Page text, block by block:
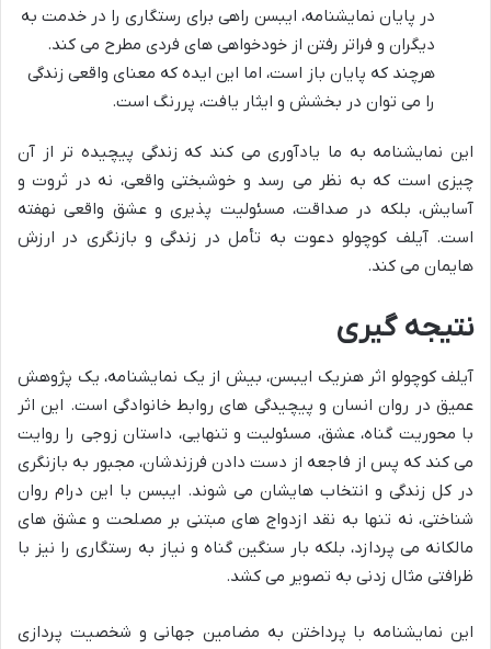
در پایان نمایشنامه، ایبسن راهی برای رستگاری را در خدمت به
دیگران و فراتر رفتن از خودخواهی های فردی مطرح می کند.
هرچند که پایان باز است، اما این ایده که معنای واقعی زندگی
را می توان در بخشش و ایثار یافت، پررنگ است.
این نمایشنامه به ما یادآوری می کند که زندگی پیچیده تر از آن
چیزی است که به نظر می رسد و خوشبختی واقعی، نه در ثروت و
آسایش، بلکه در صداقت، مسئولیت پذیری و عشق واقعی نهفته
است. آیلف کوچولو دعوت به تأمل در زندگی و بازنگری در ارزش
هایمان می کند.
نتیجه گیری
آیلف کوچولو اثر هنریک ایبسن، بیش از یک نمایشنامه، یک پژوهش
عمیق در روان انسان و پیچیدگی های روابط خانوادگی است. این اثر
با محوریت گناه، عشق، مسئولیت و تنهایی، داستان زوجی را روایت
می کند که پس از فاجعه از دست دادن فرزندشان، مجبور به بازنگری
در کل زندگی و انتخاب هایشان می شوند. ایبسن با این درام روان
شناختی، نه تنها به نقد ازدواج های مبتنی بر مصلحت و عشق های
مالکانه می پردازد، بلکه بار سنگین گناه و نیاز به رستگاری را نیز با
ظرافتی مثال زدنی به تصویر می کشد.
این نمایشنامه با پرداختن به مضامین جهانی و شخصیت پردازی